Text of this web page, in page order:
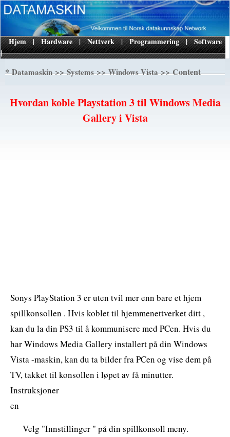
|
Hjem | Hardware | Nettverk | Programmering | Software
*Datamaskin>>Systems>>Windows Vista>> Content
Hvordan koble Playstation 3 til Windows Media
Gallery i Vista
Sonys PlayStation 3 er uten tvil mer enn bare et hjem
spillkonsollen . Hvis koblet til hjemmenettverket ditt ,
kan du la din PS3 til å kommunisere med PCen. Hvis du
har Windows Media Gallery installert på din Windows
Vista -maskin, kan du ta bilder fra PCen og vise dem på
TV, takket til konsollen i løpet av få minutter.
Instruksjoner
en
Velg "Innstillinger " på din spillkonsoll meny.